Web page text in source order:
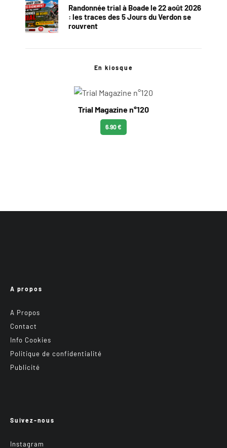
Randonnée trial à Boade le 22 août 2026
: les traces des 5 Jours du Verdon se
rouvrent
En kiosque
Trial Magazine n°120
6.90 €
A propos
A Propos
Contact
Info Cookies
Politique de confidentialité
Publicité
Suivez-nous
Instagram